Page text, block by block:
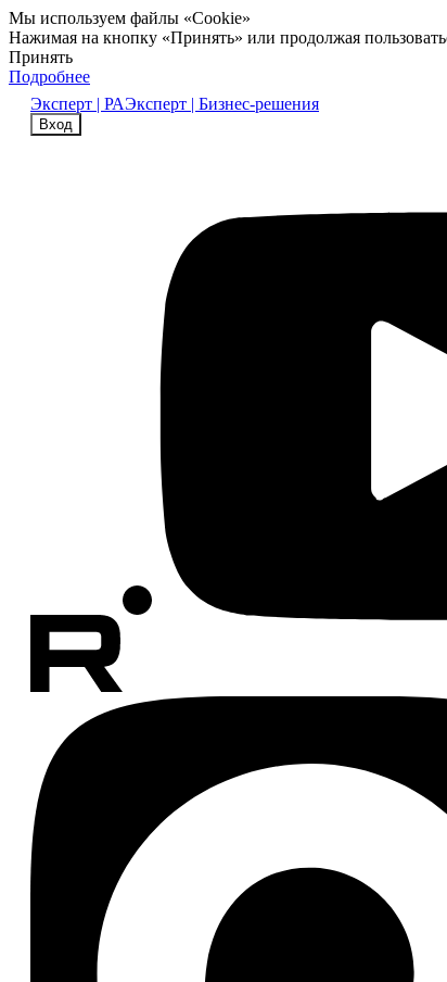
Мы используем файлы «Cookie»
Нажимая на кнопку «Принять» или продолжая
Принять
Подробнее
Эксперт | РАЭксперт | Бизнес-решения
Вход